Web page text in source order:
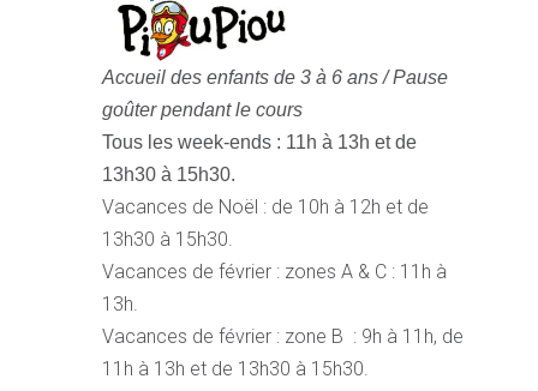
Accueil des enfants de 3 à 6 ans /Pause
goûter pendant le cours
Tous les week-ends : 11h à 13h et de
13h30 à 15h30.
Vacances de Noël : de 10h à 12h et de
13h30 à 15h30.
Vacances de février : zones A & C : 11h à
13h.
Vacances de février : zone B : 9h à 11h, de
11h à 13h et de 13h30 à 15h30.